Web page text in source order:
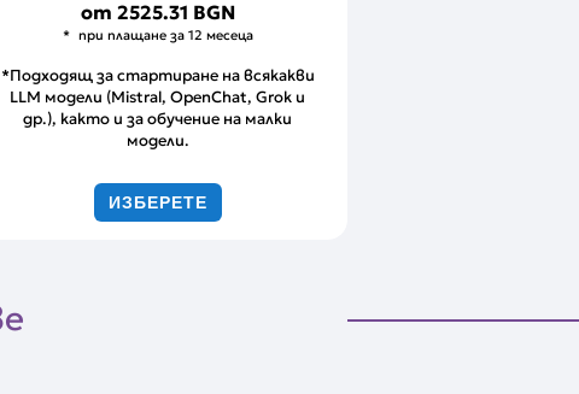
от 2525.31 BGN
при плащане за 12 месеца
*Подходящ за стартиране на всякакви
LLM модели (Mistral, OpenChat, Grok и
др.), както и за обучение на малки
модели.
ИЗБЕРЕТЕ